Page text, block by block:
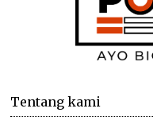
Tentang kami